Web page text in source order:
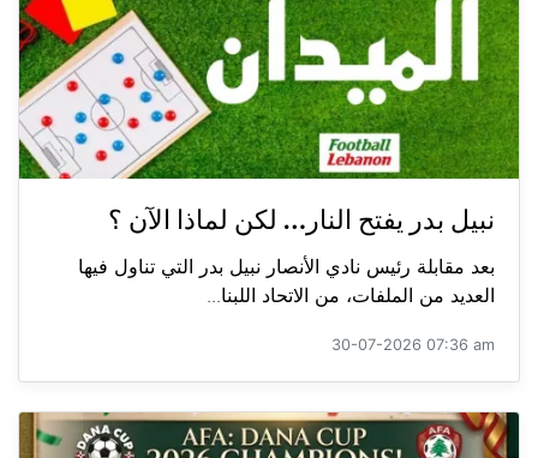
نبيل بدر يفتح النار… لكن لماذا الآن ؟
بعد مقابلة رئيس نادي الأنصار نبيل بدر التي تناول فيها
العديد من الملفات، من الاتحاد اللبنا...
30-07-2026 07:36 am